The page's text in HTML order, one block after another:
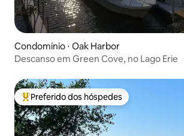
Condomínio ⋅ Oak Harbor
Descanso em Green Cove, no Lago Erie
Entre os melhores preferidos dos hóspedes
Preferido dos hóspedes